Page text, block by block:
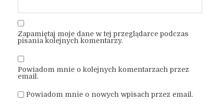
Zapamiętaj moje dane w tej przeglądarce podczas
pisania kolejnych komentarzy.
Powiadom mnie o kolejnych komentarzach przez
email.
Powiadom mnie o nowych wpisach przez email.